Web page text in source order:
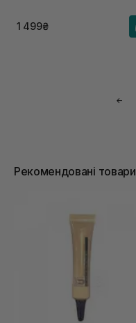
1 499₴
←
Рекомендовані товари